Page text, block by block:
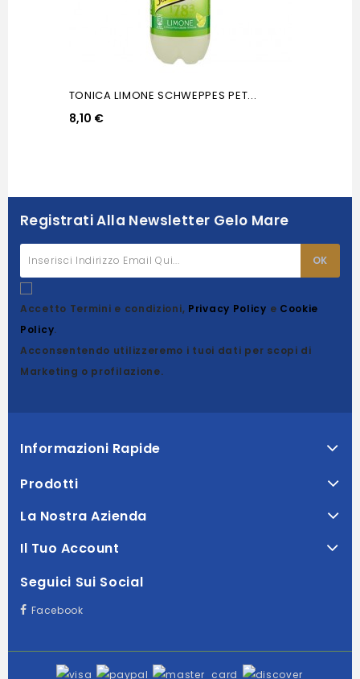
TONICA LIMONE SCHWEPPES PET...
8,10 €
Registrati Alla Newsletter Gelo Mare
Accetto Termini e condizioni, Privacy Policy e Cookie
Policy.
Acconsentendo utilizzeremo i tuoi dati per scopi di
Marketing o profilazione.
Informazioni Rapide
Prodotti
La Nostra Azienda
Il Tuo Account
Seguici Sui Social
Facebook